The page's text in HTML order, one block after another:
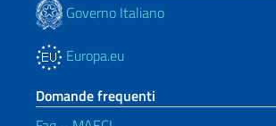
Governo Italiano
Europa.eu
Domande frequenti